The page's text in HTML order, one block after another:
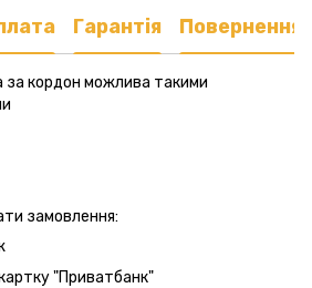
Гарантія Повернення
за кордон можлива такими
замовлення:
"Приватбанк"